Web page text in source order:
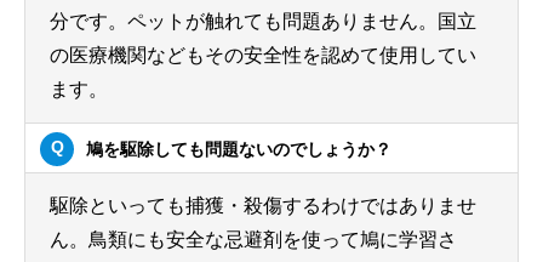
分です。ペットが触れても問題ありません。国立
の医療機関などもその安全性を認めて使用してい
ます。
鳩を駆除しても問題ないのでしょうか？
駆除といっても捕獲・殺傷するわけではありませ
ん。鳥類にも安全な忌避剤を使って鳩に学習さ